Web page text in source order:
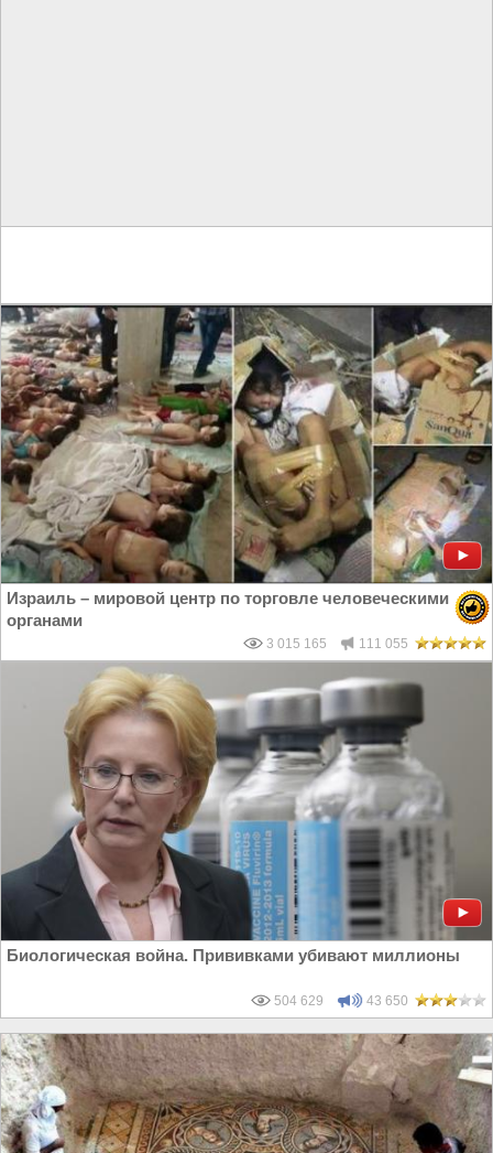
Израиль – мировой центр по торговле человеческими
органами
3 015 165 111 055
Биологическая война. Прививками убивают миллионы
504 629 43 650